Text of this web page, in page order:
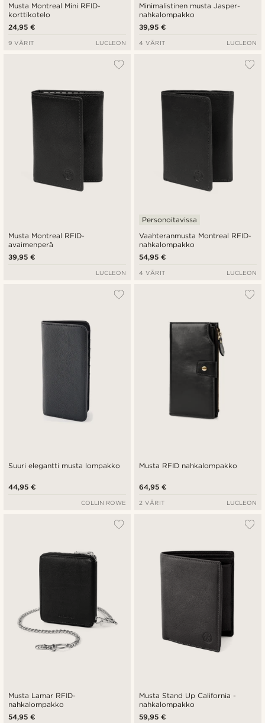
Musta Montreal Mini RFID-
korttikotelo
24,95 €
9 VÄRIT LUCLEON
Minimalistinen musta Jasper-
nahkalompakko
39,95 €
4 VÄRIT LUCLEON
Musta Montreal RFID-
avaimenperä
39,95 €
LUCLEON
Vaahteranmusta Montreal RFID-
nahkalompakko
Personoitavissa
54,95 €
4 VÄRIT LUCLEON
Suuri elegantti musta lompakko
44,95 €
COLLIN ROWE
Musta RFID nahkalompakko
64,95 €
2 VÄRIT LUCLEON
Musta Lamar RFID-
nahkalompakko
54,95 €
Musta Stand Up California -
nahkalompakko
59,95 €